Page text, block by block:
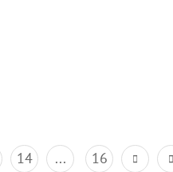
14 ... 16